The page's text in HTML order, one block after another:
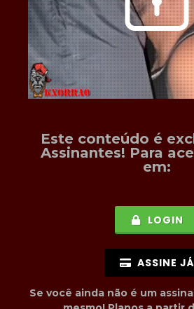
Este conteúdo é
Assinantes! Para
em:
LOGIN
ASSINE JÁ
Se você ainda não é um